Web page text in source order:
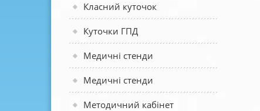
Класний куточок
Куточки ГПД
Медичні стенди
Медичні стенди
Методичний кабінет